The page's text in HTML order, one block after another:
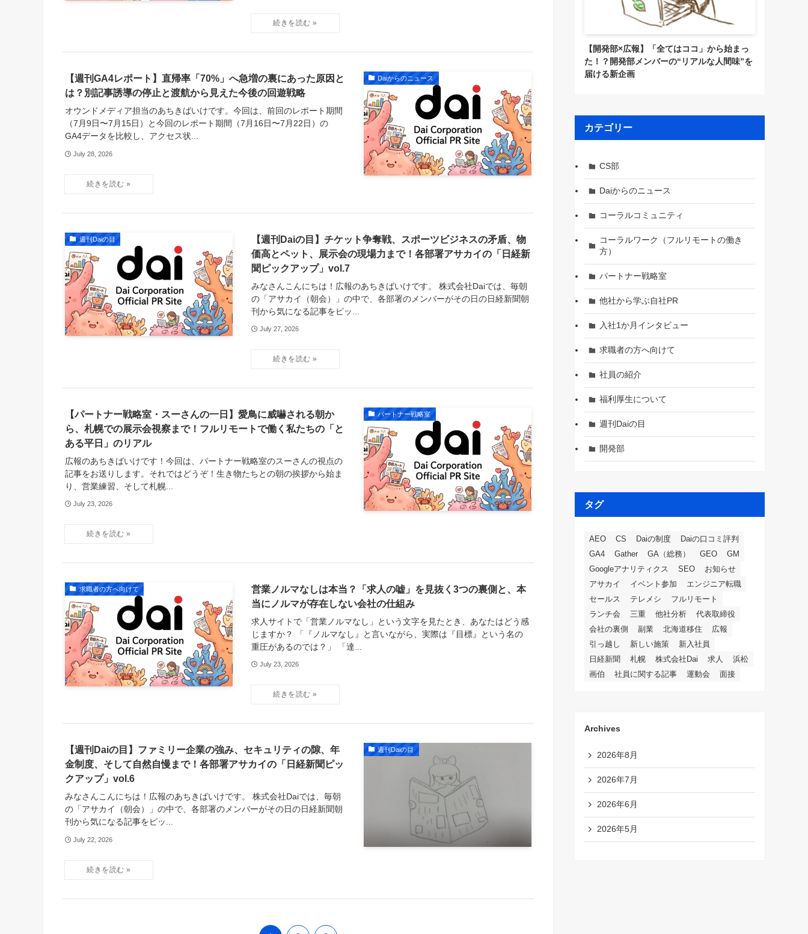
Daiからのニュース
【週刊GA4レポート】直帰率「70%」へ急増の裏にあった原因と
は？別記事誘導の停止と渡航から見えた今後の回遊戦略
オウンドメディア担当のあちきばいけです。今回は、前回のレポート期間
（7月9日〜7月15日）と今回のレポート期間（7月16日〜7月22日）の
GA4データを比較し、アクセス状...
July 28, 2026
週刊Daiの目
【週刊Daiの目】チケット争奪戦、スポーツビジネスの矛盾、物
価高とペット、展示会の現場力まで！各部署アサカイの「日経新
聞ピックアップ」vol.7
みなさんこんにちは！広報のあちきばいけです。 株式会社Daiでは、毎朝
の「アサカイ（朝会）」の中で、各部署のメンバーがその日の日経新聞朝
刊から気になる記事をピッ...
July 27, 2026
パートナー戦略室
【パートナー戦略室・スーさんの一日】愛鳥に威嚇される朝か
ら、札幌での展示会視察まで！フルリモートで働く私たちの「と
ある平日」のリアル
広報のあちきばいけです！今回は、パートナー戦略室のスーさんの視点の
記事をお送りします。それではどうぞ！生き物たちとの朝の挨拶から始ま
り、営業練習、そして札幌...
July 23, 2026
求職者の方へ向けて
営業ノルマなしは本当？「求人の嘘」を見抜く3つの裏側と、本
当にノルマが存在しない会社の仕組み
求人サイトで「営業ノルマなし」という文字を見たとき、あなたはどう感
じますか？ 「『ノルマなし』と言いながら、実際は『目標』という名の
重圧があるのでは？」 「達...
July 23, 2026
週刊Daiの目
【週刊Daiの目】ファミリー企業の強み、セキュリティの隙、年
金制度、そして自然自慢まで！各部署アサカイの「日経新聞ピッ
クアップ」vol.6
みなさんこんにちは！広報のあちきばいけです。 株式会社Daiでは、毎朝
の「アサカイ（朝会）」の中で、各部署のメンバーがその日の日経新聞朝
刊から気になる記事をピッ...
July 22, 2026
【開発部×広報】「全てはココ」から始まっ
た！？開発部メンバーの“リアルな人間味”を
届ける新企画
カテゴリー
CS部
Daiからのニュース
コーラルコミュニティ
コーラルワーク（フルリモートの働き
方）
パートナー戦略室
他社から学ぶ自社PR
入社1か月インタビュー
求職者の方へ向けて
社員の紹介
福利厚生について
週刊Daiの目
開発部
タグ
AEO CS Daiの制度
Daiの口コミ評判
GA4
Gather GA（総務） GEO
GM
Googleアナリティクス
SEO
お知らせ
アサカイ
イベント参加
エンジニア転職
セールス
テレメシ
フルリモート
ランチ会
三重 他社分析
代表取締役
会社の裏側
副業 北海道移住
広報
引っ越し
新しい施策
新入社員
日経新聞
札幌 株式会社Dai 求人
浜松
画伯
社員に関する記事 運動会 面接
Archives
2026年8月
2026年7月
2026年6月
2026年5月